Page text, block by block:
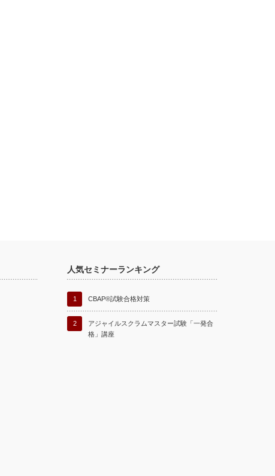
人気セミナーランキング
1 CBAP®試験合格対策
2
アジャイルスクラムマスター試験「一発合
格」講座